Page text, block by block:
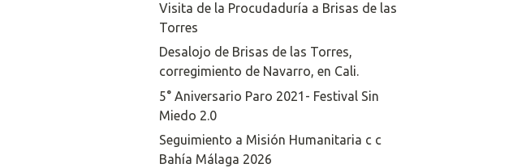
Visita de la Procudaduría a Brisas de las
Torres
Desalojo de Brisas de las Torres,
corregimiento de Navarro, en Cali.
5° Aniversario Paro 2021- Festival Sin
Miedo 2.0
Seguimiento a Misión Humanitaria c c
Bahía Málaga 2026